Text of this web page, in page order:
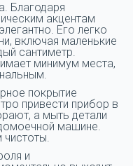
Благодаря
акцентам
Его легко
включая маленькие
сантиметр.
минимум места,
покрытие
привести прибор в
а мыть детали
машине.
и